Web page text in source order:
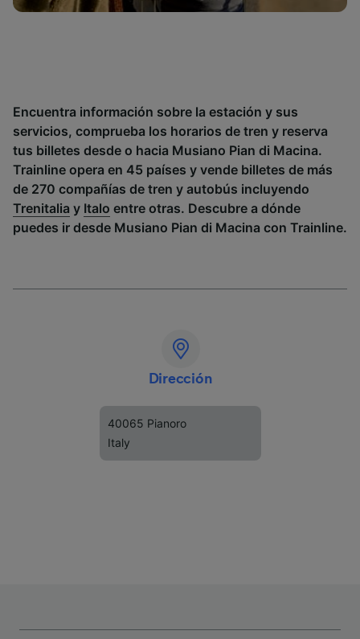
Encuentra información sobre la estación y sus
servicios, comprueba los horarios de tren y reserva
tus billetes desde o hacia Musiano Pian di Macina.
Trainline opera en 45 países y vende billetes de más
de 270 compañías de tren y autobús incluyendo
Trenitalia y Italo entre otras. Descubre a dónde
puedes ir desde Musiano Pian di Macina con Trainline.
Dirección
40065 Pianoro
Italy